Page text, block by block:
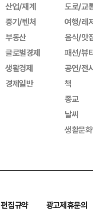
산업/재계
중기/벤처
부동산
글로벌경제
생활경제
경제일반
도로/교
여행/레
음식/맛
패션/뷰
공연/전
책
종교
날씨
생활문
편집규약
광고제휴문의